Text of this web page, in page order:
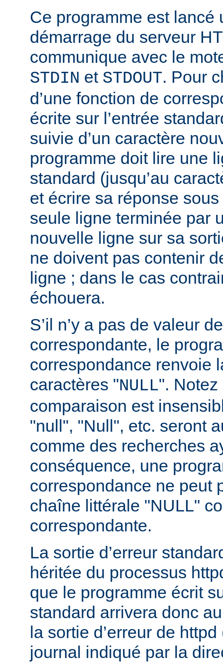
Ce programme est lancé
démarrage du serveur
communique avec le
STDIN et STDOUT. Pour
d’une fonction de
écrite sur l’entrée
suivie d’un caractère
programme doit lire une
standard (jusqu’au
et écrire sa réponse sous
seule ligne terminée par
nouvelle ligne sur sa
ne doivent pas contenir
ligne ; dans le cas
échouera.
S’il n’y a pas de valeur
correspondante, le
correspondance renvoie
caractères "NULL". Notez
comparaison est
"null", "Null", etc. seront
comme des recherches
conséquence, une
correspondance ne peut
chaîne littérale "NULL"
correspondante.
La sortie d’erreur
héritée du processus
que le programme écrit
standard arrivera donc
la sortie d’erreur de
journal indiqué par la